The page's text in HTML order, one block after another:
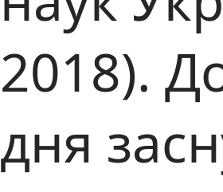
2018).
дня